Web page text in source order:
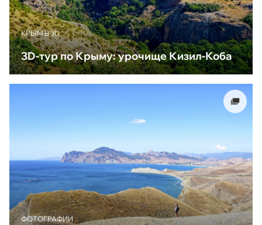
КРЫМ В 3D
3D-тур по Крыму: урочище Кизил-Коба
ФОТОГРАФИИ